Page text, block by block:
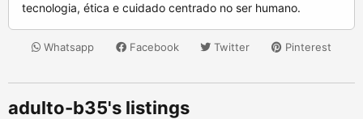
tecnologia, ética e cuidado centrado no ser humano.
Whatsapp Facebook Twitter Pinterest
adulto-b35's listings